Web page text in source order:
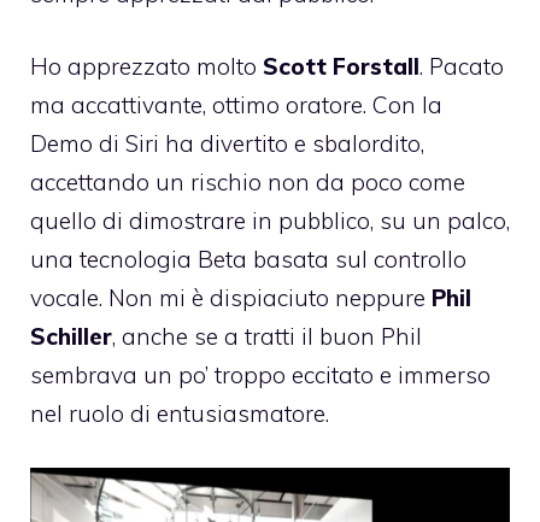
Ho apprezzato molto Scott Forstall. Pacato
ma accattivante, ottimo oratore. Con la
Demo di Siri ha divertito e sbalordito,
accettando un rischio non da poco come
quello di dimostrare in pubblico, su un palco,
una tecnologia Beta basata sul controllo
vocale. Non mi è dispiaciuto neppure Phil
Schiller, anche se a tratti il buon Phil
sembrava un po’ troppo eccitato e immerso
nel ruolo di entusiasmatore.